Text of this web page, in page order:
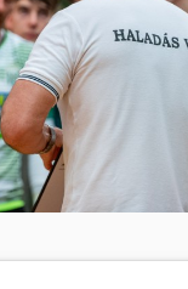
Gyerekeknek
Sport
Buli/Disco
Kiemelt